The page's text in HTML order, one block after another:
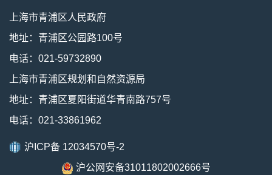
上海市青浦区人民政府
地址：青浦区公园路100号
电话：021-59732890
上海市青浦区规划和自然资源局
地址：青浦区夏阳街道华青南路757号
电话：021-33861962
沪ICP备 12034570号-2
沪公网安备31011802002666号